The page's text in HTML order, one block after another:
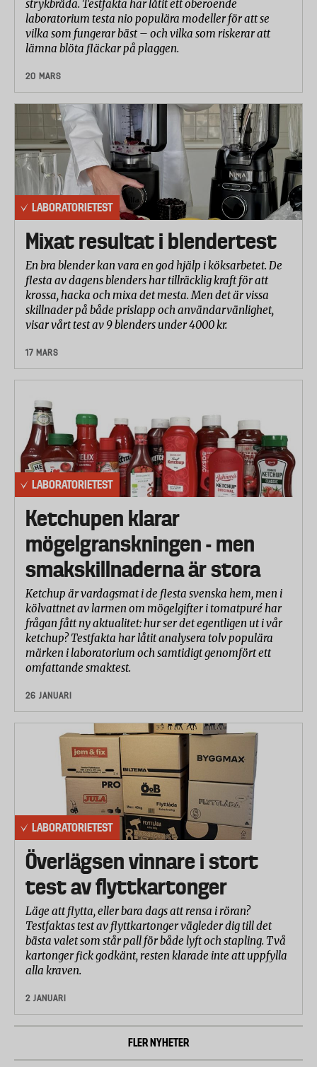
strykbräda. Testfakta har låtit ett oberoende
laboratorium testa nio populära modeller för att se
vilka som fungerar bäst – och vilka som riskerar att
lämna blöta fläckar på plaggen.
20 MARS
LABORATORIETEST
Mixat resultat i blendertest
En bra blender kan vara en god hjälp i köksarbetet. De
flesta av dagens blenders har tillräcklig kraft för att
krossa, hacka och mixa det mesta. Men det är vissa
skillnader på både prislapp och användarvänlighet,
visar vårt test av 9 blenders under 4000 kr.
17 MARS
LABORATORIETEST
Ketchupen klarar
mögelgranskningen - men
smakskillnaderna är stora
Ketchup är vardagsmat i de flesta svenska hem, men i
kölvattnet av larmen om mögelgifter i tomatpuré har
frågan fått ny aktualitet: hur ser det egentligen ut i vår
ketchup? Testfakta har låtit analysera tolv populära
märken i laboratorium och samtidigt genomfört ett
omfattande smaktest.
26 JANUARI
LABORATORIETEST
Överlägsen vinnare i stort
test av flyttkartonger
Läge att flytta, eller bara dags att rensa i röran?
Testfaktas test av flyttkartonger vägleder dig till det
bästa valet som står pall för både lyft och stapling. Två
kartonger fick godkänt, resten klarade inte att uppfylla
alla kraven.
2 JANUARI
FLER NYHETER